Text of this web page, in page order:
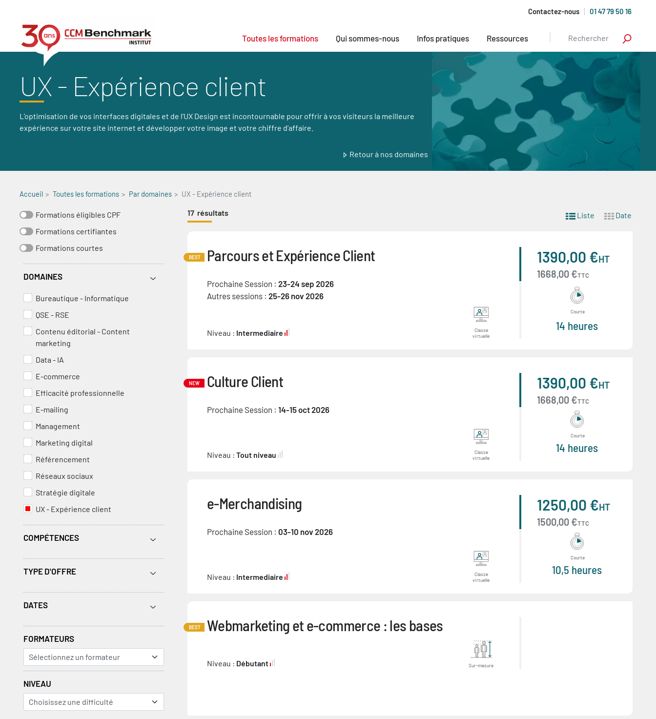
contenu
principal
Contactez-nous 01 47 79 50 16
Toutes les formations Qui sommes-nous Infos pratiques Ressources
UX - Expérience client
L’optimisation de vos interfaces digitales et de l’UX Design est incontournable pour offrir à vos visiteurs la meilleure
expérience sur votre site internet et développer votre image et votre chiffre d’affaire.
Retour à nos domaines
Accueil Toutes les formations Par domaines UX - Expérience client
Formations éligibles CPF
Formations certifiantes
Formations courtes
DOMAINES
Bureautique - Informatique
QSE - RSE
Contenu éditorial - Content
marketing
Data - IA
E-commerce
Efficacité professionnelle
E-mailing
Management
Marketing digital
Référencement
Réseaux sociaux
Stratégie digitale
UX - Expérience client
COMPÉTENCES
TYPE D'OFFRE
DATES
FORMATEURS
NIVEAU
17 résultats Liste Date
BEST Parcours et Expérience Client
Prochaine Session : 23-24 sep 2026
Autres sessions : 25-26 nov 2026
Niveau : Intermediaire
Classe
virtuelle
1390,00 €HT
1668,00 €TTC
Courte
14 heures
NEW Culture Client
Prochaine Session : 14-15 oct 2026
Niveau : Tout niveau
Classe
virtuelle
1390,00 €HT
1668,00 €TTC
Courte
14 heures
e-Merchandising
Prochaine Session : 03-10 nov 2026
Niveau : Intermediaire
Classe
virtuelle
1250,00 €HT
1500,00 €TTC
Courte
10,5 heures
BEST Webmarketing et e-commerce : les bases
Niveau : Débutant Sur-mesure